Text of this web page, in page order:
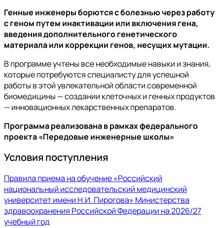
Генные инженеры борются с болезнью через работу
с геном путем инактивации или включения гена,
введения дополнительного генетического
материала или коррекции генов, несущих мутации.
В программе учтены все необходимые навыки и знания,
которые потребуются специалисту для успешной
работы в этой увлекательной области современной
биомедицины — создании клеточных и генных продуктов
— инновационных лекарственных препаратов.
Программа реализована в рамках федерального
проекта «Передовые инженерные школы»
Условия поступления
Правила приема на обучение «Российский
национальный исследовательский медицинский
университет имени Н.И. Пирогова» Министерства
здравоохранения Российской Федерации на 2026/27
учебный год